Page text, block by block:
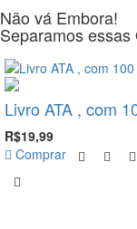
Não vá Embora!
Separamos
Livro ATA , com
R$19,99
Comprar